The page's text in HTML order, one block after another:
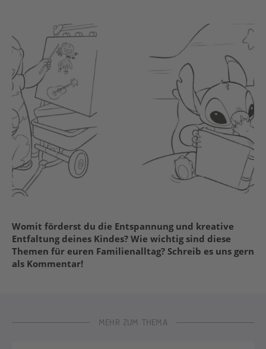
Womit förderst du die Entspannung und kreative
Entfaltung deines Kindes? Wie wichtig sind diese
Themen für euren Familienalltag? Schreib es uns gern
als Kommentar!
MEHR ZUM THEMA